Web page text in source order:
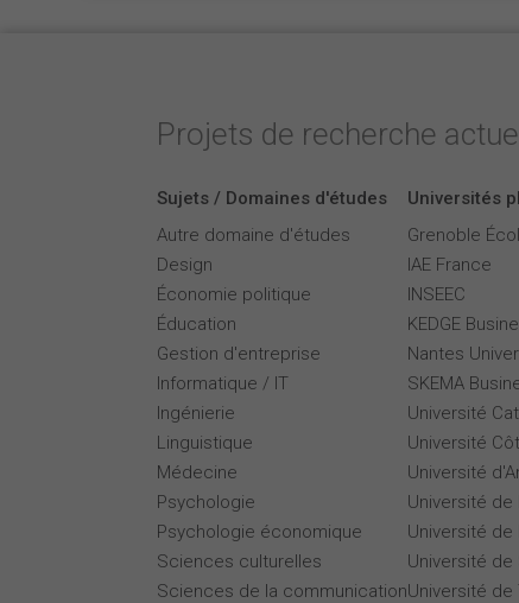
Projets de recherche
Sujets / Domaines d'études
Autre domaine d'études
Design
Économie politique
Éducation
Gestion d'entreprise
Informatique / IT
Ingénierie
Linguistique
Médecine
Psychologie
Psychologie économique
Sciences culturelles
Sciences de la communication
Universités
Grenoble
IAE France
INSEEC
KEDGE
Nantes
SKEMA
Université
Université
Université
Université de
Université de
Université
Université de